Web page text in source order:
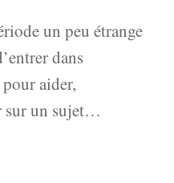
un peu étrange
dans
aider,
sur un sujet…